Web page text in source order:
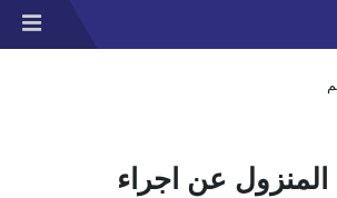
المنزول عن اجراء